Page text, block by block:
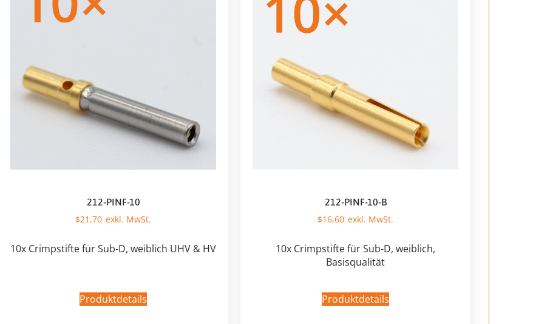
212-PINF-10
$21,70
10x Crimpstifte für Sub-D, weiblich UHV & HV
Produktdetails
212-PINF-10-B
$16,60
10x Crimpstifte für Sub-D, weiblich,
Basisqualität
Produktdetails